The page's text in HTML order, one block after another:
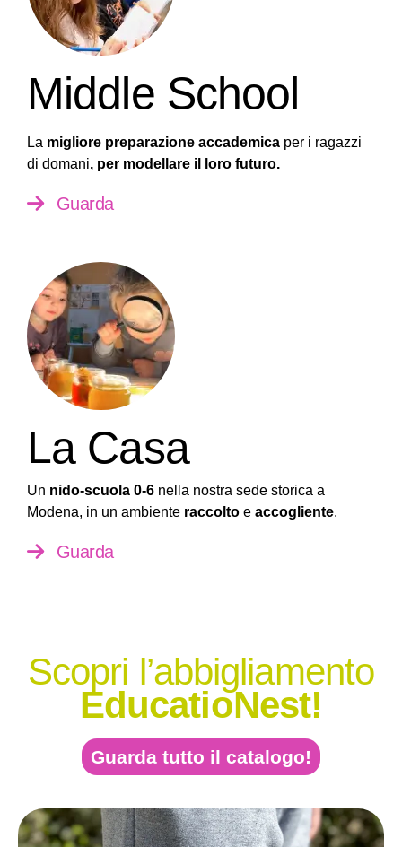
Middle School
La migliore preparazione accademica per i ragazzi
di domani, per modellare il loro futuro.
Guarda
La Casa
Un nido-scuola 0-6 nella nostra sede storica a
Modena, in un ambiente raccolto e accogliente.
Guarda
Scopri l’abbigliamento
EducatioNest!
Guarda tutto il catalogo!